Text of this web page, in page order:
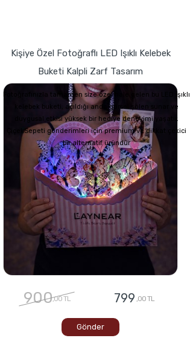
Kişiye Özel Fotoğraflı LED Işıklı Kelebek
Buketi Kalpli Zarf Tasarım
Fotoğrafınızla tamamen size özel hale gelen bu LED ışıklı
kelebek buketi, açıldığı anda görsel şölen sunar ve
duygusal etkisi yüksek bir hediye deneyimi yaşatır.
ÇiçekSepeti gönderimleri için premium ve dikkat çekici
bir alternatif üründür
900,00 TL 799 ,00 TL
Gönder